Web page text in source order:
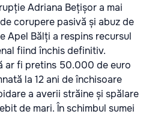
Adriana Bețișor a mai
corupere pasivă și abuz de
Apel Bălți a respins recursul
fiind închis definitiv.
ar fi pretins 50.000 de euro
la 12 ani de închisoare
a averii străine și spălare
de mari. În schimbul sumei